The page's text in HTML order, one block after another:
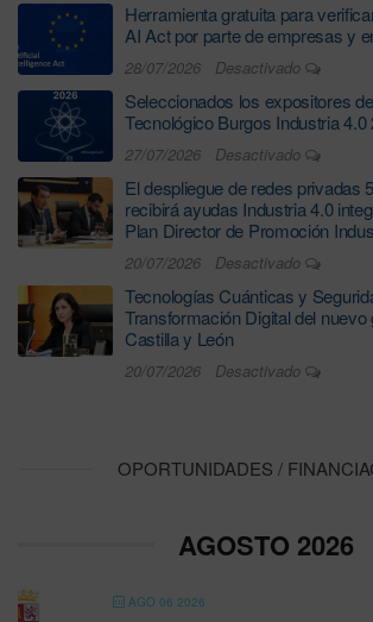
Herramienta gratuita para
AI Act por parte de empresas y
28/07/2026 Desactivado
Seleccionados los expositores
Tecnológico Burgos Industria 4.0
27/07/2026 Desactivado
El despliegue de redes privadas
recibirá ayudas Industria 4.0
Plan Director de Promoción
20/07/2026 Desactivado
Tecnologías Cuánticas y
Transformación Digital del nuevo
Castilla y León
20/07/2026 Desactivado
OPORTUNIDADES /
AGOSTO 2026
AGO 06 2026